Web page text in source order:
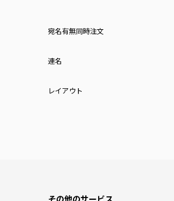
宛名有無同時注文
連名
レイアウト
その他のサービス